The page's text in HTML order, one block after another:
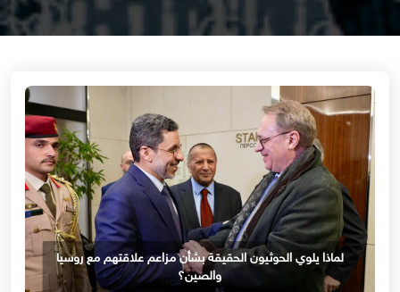
لماذا يلوي الحوثيون الحقيقة بشأن مزاعم علاقتهم مع روسيا
والصين؟